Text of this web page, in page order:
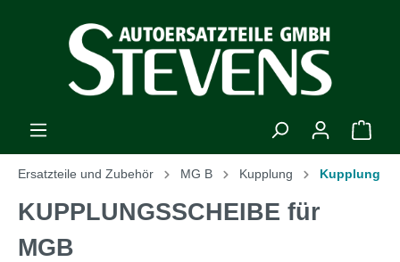
Ersatzteile und Zubehör MG B Kupplung Kupplung
KUPPLUNGSSCHEIBE für
MGB